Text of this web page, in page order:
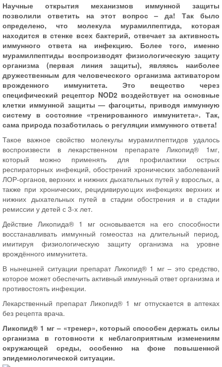
Научные открытия механизмов иммунной защиты
позволили ответить на этот вопрос – да! Так было
определено, что молекула мурамилпептида, которая
находится в стенке всех бактерий, отвечает за активность
иммунного ответа на инфекцию. Более того, именно
мурамилпептиды воспроизводят физиологическую защиту
организма (первая линия защиты), являясь наиболее
дружественным для человеческого организма активатором
врожденного иммунитета. Это вещество через
специфический рецептор NOD2 воздействует на основные
клетки иммунной защиты — фагоциты, приводя иммунную
систему в состояние «тренированного иммунитета». Так,
сама природа позаботилась о регуляции иммунного ответа!
Такое важное свойство молекулы мурамилпептидов удалось
воспроизвести в лекарственном препарате Ликопид® 1мг,
который можно применять для профилактики острых
респираторных инфекций, обострений хронических заболеваний
ЛОР-органов, верхних и нижних дыхательных путей у взрослых, а
также при хронических, рецидивирующих инфекциях верхних и
нижних дыхательных путей в стадии обострения и в стадии
ремиссии у детей с 3-х лет.
Действие Ликопида® 1 мг основывается на его способности
восстанавливать иммунный гомеостаз на длительный период,
имитируя физиологическую защиту организма на уровне
врождённого иммунитета.
В нынешней ситуации препарат Ликопид® 1 мг – это средство,
которое может обеспечить активный иммунный ответ организма и
противостоять инфекции.
Лекарственный препарат Ликопид® 1 мг отпускается в аптеках
без рецепта врача.
Ликопид® 1 мг – «тренер», который способен держать силы
организма в готовности к неблагоприятным изменениям
окружающей среды, особенно на фоне повышенной
эпидемиологической ситуации.